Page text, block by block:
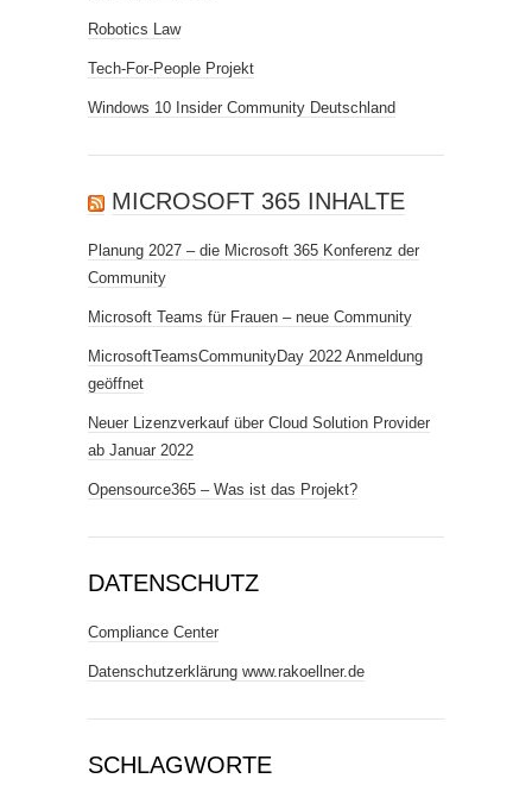
Robotics Law
Tech-For-People Projekt
Windows 10 Insider Community Deutschland
MICROSOFT 365 INHALTE
Planung 2027 – die Microsoft 365 Konferenz der
Community
Microsoft Teams für Frauen – neue Community
MicrosoftTeamsCommunityDay 2022 Anmeldung
geöffnet
Neuer Lizenzverkauf über Cloud Solution Provider
ab Januar 2022
Opensource365 – Was ist das Projekt?
DATENSCHUTZ
Compliance Center
Datenschutzerklärung www.rakoellner.de
SCHLAGWORTE